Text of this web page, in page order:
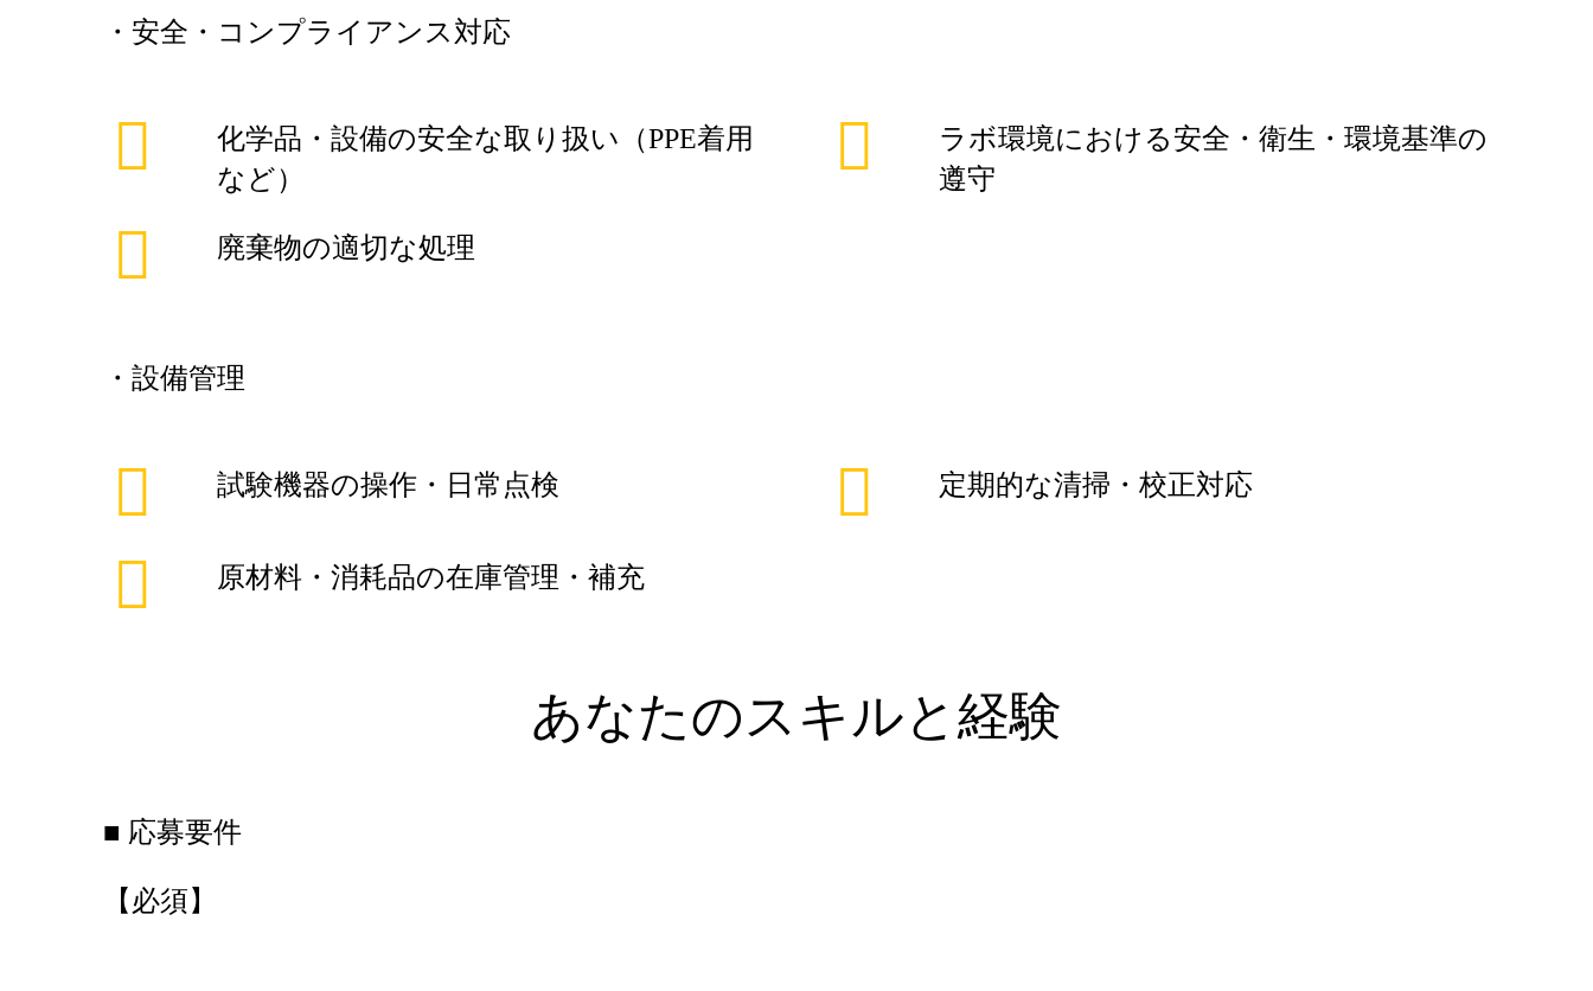
・安全・コンプライアンス対応
化学品・設備の安全な取り扱い（PPE着用
など）
ラボ環境における安全・衛生・環境基準の
遵守
廃棄物の適切な処理
・設備管理
試験機器の操作・日常点検 定期的な清掃・校正対応
原材料・消耗品の在庫管理・補充
あなたのスキルと経験
■ 応募要件
【必須】